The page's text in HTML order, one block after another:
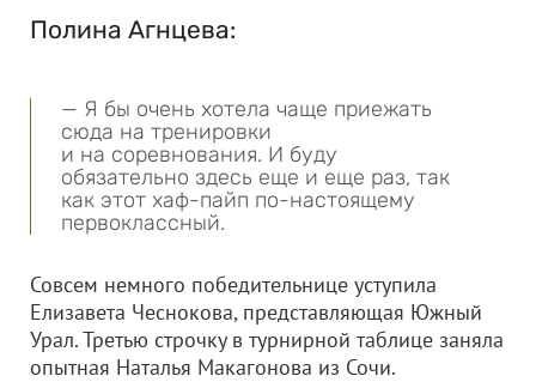
Полина Агнцева:
— Я бы очень хотела чаще приежать
сюда на тренировки
и на соревнования. И буду
обязательно здесь еще и еще раз, так
как этот хаф-пайп по-настоящему
первоклассный.
Совсем немного победительнице уступила
Елизавета Чеснокова, представляющая Южный
Урал. Третью строчку в турнирной таблице заняла
опытная Наталья Макагонова из Сочи.